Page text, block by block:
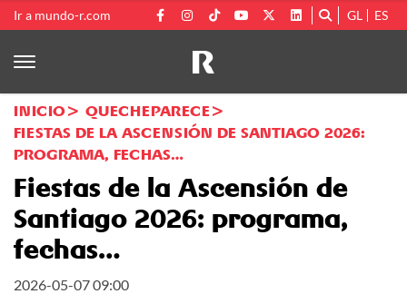
Ir a mundo-r.com GL ES
INICIO
QUECHEPARECE
FIESTAS DE LA ASCENSIÓN DE SANTIAGO 2026:
PROGRAMA, FECHAS…
Fiestas de la Ascensión de
Santiago 2026: programa,
fechas…
2026-05-07 09:00